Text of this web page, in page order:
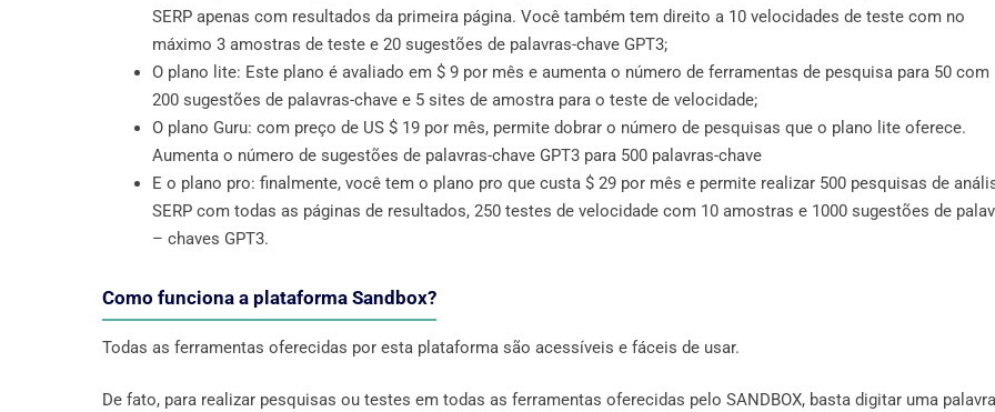
SERP apenas com resultados da primeira página. Você também tem direito a 10 velocidades de teste com no
máximo 3 amostras de teste e 20 sugestões de palavras-chave GPT3;
O plano lite: Este plano é avaliado em $ 9 por mês e aumenta o número de ferramentas de pesquisa para 50 com
200 sugestões de palavras-chave e 5 sites de amostra para o teste de velocidade;
O plano Guru: com preço de US $ 19 por mês, permite dobrar o número de pesquisas que o plano lite oferece.
Aumenta o número de sugestões de palavras-chave GPT3 para 500 palavras-chave
E o plano pro: finalmente, você tem o plano pro que custa $ 29 por mês e permite realizar 500 pesquisas de
SERP com todas as páginas de resultados, 250 testes de velocidade com 10 amostras e 1000 sugestões de
– chaves GPT3.
Como funciona a plataforma Sandbox?
Todas as ferramentas oferecidas por esta plataforma são acessíveis e fáceis de usar.
De fato, para realizar pesquisas ou testes em todas as ferramentas oferecidas pelo SANDBOX, basta digitar uma palavra